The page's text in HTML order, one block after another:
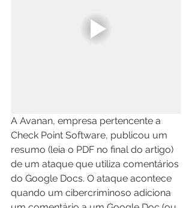
A Avanan, empresa pertencente a
Check Point Software, publicou um
resumo (leia o PDF no final do artigo)
de um ataque que utiliza comentários
do Google Docs. O ataque acontece
quando um cibercriminoso adiciona